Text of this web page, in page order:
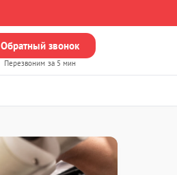
Обратный звонок
Перезвоним за 5 мин